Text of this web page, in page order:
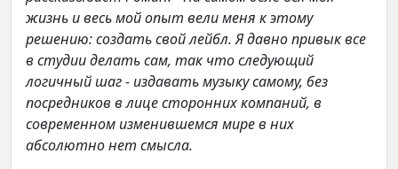
жизнь и весь мой опыт вели меня к этому
решению: создать свой лейбл. Я давно привык все
в студии делать сам, так что следующий
логичный шаг - издавать музыку самому, без
посредников в лице сторонних компаний, в
современном изменившемся мире в них
абсолютно нет смысла.